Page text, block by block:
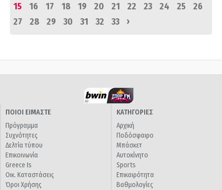
15
16 17 18 19 20 21 22 23 24 25
26
27
28 29 30 31 32 33 ›
ΠΟΙΟΙ ΕΙΜΑΣΤΕ
Πρόγραμμα
Συχνότητες
Δελτία τύπου
Επικοινωνία
Greece Is
Οικ. Καταστάσεις
Όροι Χρήσης
ΚΑΤΗΓΟΡΙΕΣ
Αρχική
Ποδόσφαιρο
Μπάσκετ
Αυτοκίνητο
Sports
Επικαιρότητα
Βαθμολογίες